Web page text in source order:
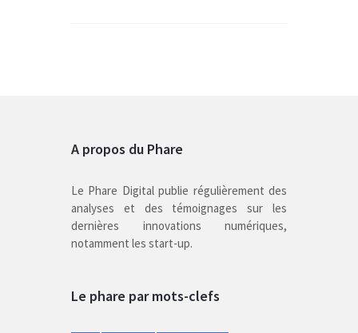
A propos du Phare
Le Phare Digital publie régulièrement des
analyses et des témoignages sur les
dernières innovations numériques,
notamment les start-up.
Le phare par mots-clefs